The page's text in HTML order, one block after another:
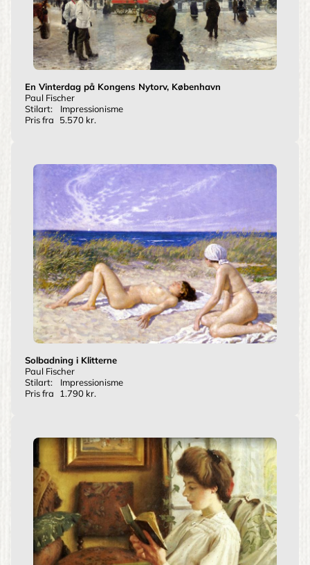
En Vinterdag på Kongens Nytorv, København
Paul Fischer
Stilart:
Impressionisme
Pris fra
5.570 kr.
Solbadning i Klitterne
Paul Fischer
Stilart:
Impressionisme
Pris fra
1.790 kr.